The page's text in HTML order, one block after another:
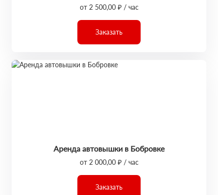
от 2 500,00 ₽ / час
Заказать
Аренда автовышки в Бобровке
от 2 000,00 ₽ / час
Заказать